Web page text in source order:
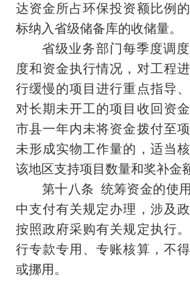
达资金所占环保投资额比例
标纳入省级储备库的收储量。
省级业务部门每季度调
度和资金执行情况，对工程
行缓慢的项目进行重点指导
对长期未开工的项目收回资金
市县一年内未将资金拨付至
未形成实物工作量的，适当
该地区支持项目数量和奖补金
第十八条 统筹资金的使
中支付有关规定办理，涉及
按照政府采购有关规定执行
行专款专用、专账核算，不
或挪用。